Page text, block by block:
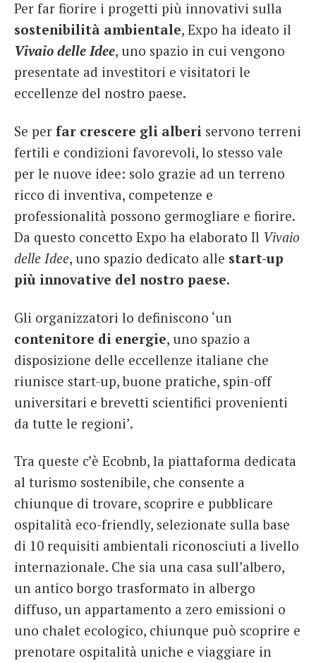
Italiano
Per far fiorire i progetti più innovativi sulla
sostenibilità ambientale, Expo ha ideato il
Vivaio delle Idee, uno spazio in cui vengono
presentate ad investitori e visitatori le
eccellenze del nostro paese.
Se per far crescere gli alberi servono terreni
fertili e condizioni favorevoli, lo stesso vale
per le nuove idee: solo grazie ad un terreno
ricco di inventiva, competenze e
professionalità possono germogliare e fiorire.
Da questo concetto Expo ha elaborato Il Vivaio
delle Idee, uno spazio dedicato alle start-up
più innovative del nostro paese.
Gli organizzatori lo definiscono ‘un
contenitore di energie, uno spazio a
disposizione delle eccellenze italiane che
riunisce start-up, buone pratiche, spin-off
universitari e brevetti scientifici provenienti
da tutte le regioni’.
Tra queste c’è Ecobnb, la piattaforma dedicata
al turismo sostenibile, che consente a
chiunque di trovare, scoprire e pubblicare
ospitalità eco-friendly, selezionate sulla base
di 10 requisiti ambientali riconosciuti a livello
internazionale. Che sia una casa sull’albero,
un antico borgo trasformato in albergo
diffuso, un appartamento a zero emissioni o
uno chalet ecologico, chiunque può scoprire e
prenotare ospitalità uniche e viaggiare in